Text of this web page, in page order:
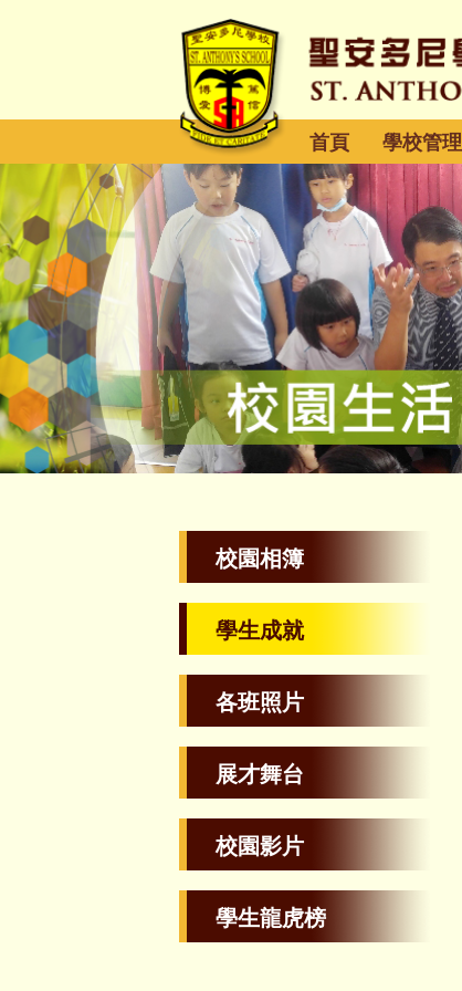
首頁 學校管理
校園相簿
學生成就
各班照片
展才舞台
校園影片
學生龍虎榜